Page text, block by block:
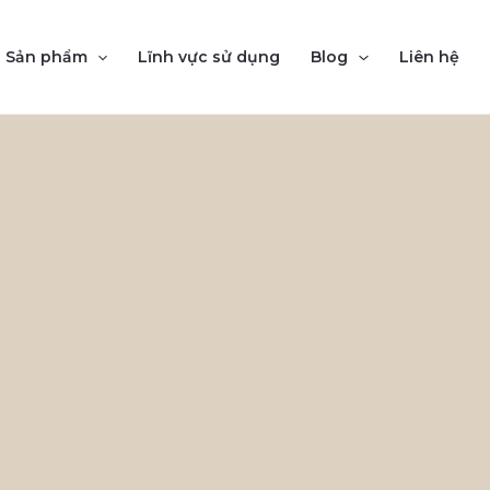
Sản phẩm Lĩnh vực sử dụng Blog Liên hệ